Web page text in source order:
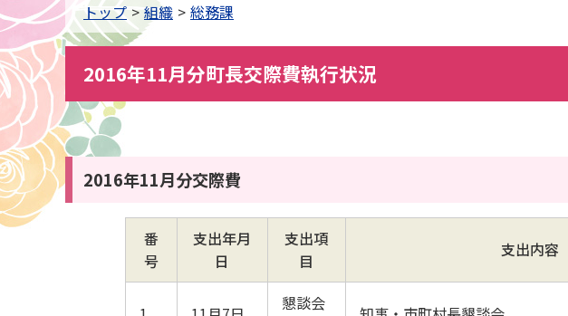
トップ 組織 総務課
2016年11月分町長交際費執行状況
2016年11月分交際費
番
号
支出年月
日
支出項
目
支出内容
懇談会